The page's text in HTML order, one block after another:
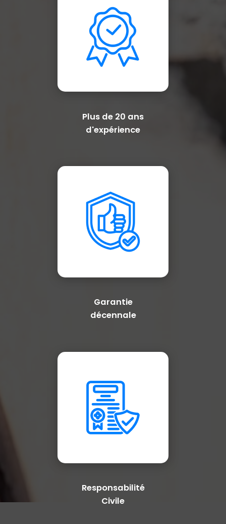
Plus de 20 ans
d'expérience
Garantie
décennale
Responsabilité
Civile